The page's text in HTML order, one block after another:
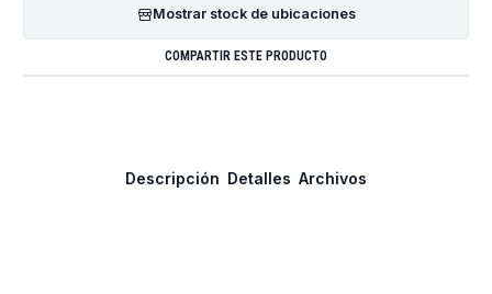
Mostrar stock de ubicaciones
COMPARTIR ESTE PRODUCTO
Descripción Detalles Archivos